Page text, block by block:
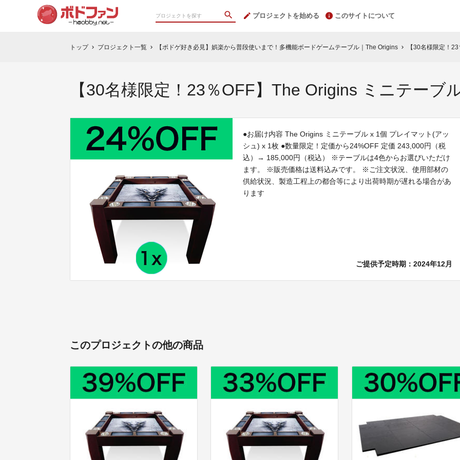
プロジェクトを始める このサイトについて
トップ chevron_right プロジェクト一覧 chevron_right 【ボドゲ好き必見】娯楽から普段使いまで！多機能ボードゲームテーブル｜The Origins chevron_right 【30名様限定！
【30名様限定！23％OFF】The Origins ミニテーブ
●お届け内容 The Origins ミニテーブル x 1個 プレイマット(アッ
シュ) x 1枚 ●数量限定！定価から24%OFF 定価 243,000円（税
込）→ 185,000円（税込） ※テーブルは4色からお選びいただけ
ます。 ※販売価格は送料込みです。 ※ご注文状況、使用部材の
供給状況、製造工程上の都合等により出荷時期が遅れる場合があ
ります
ご提供予定時期：2024年12月
このプロジェクトの他の商品